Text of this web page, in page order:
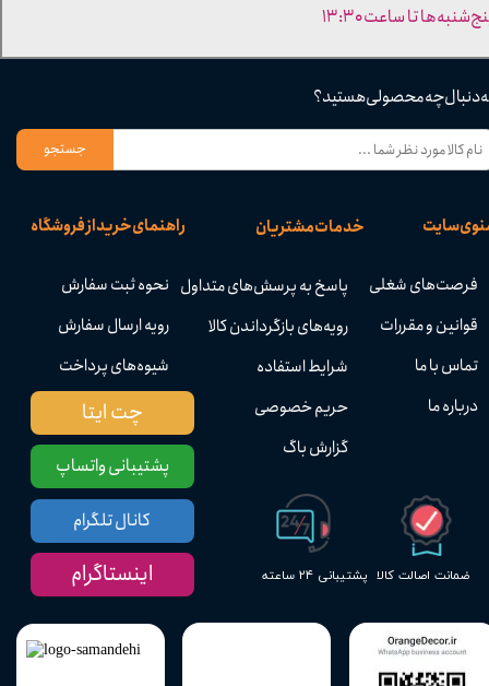
پشتیبانی ۲۴ ساعته ضمانت اصالت کالا
راهنمای خرید از فروشگاه
نحوه ثبت سفارش
رویه ارسال سفارش
شیوه‌های پرداخت
خدمات مشتریان
پاسخ به پرسش‌های متداول
رویه‌های بازگرداندن کالا
شرایط استفاده
حریم خصوصی
گزارش باگ
سایت
فرصت‌های شغلی
قوانین و مقررات
تماس با ما
درباره ما
دنبال چه محصولی هستید؟
جستجو
پشتیبانی واتساپ
چت ایتا
کانال تلگرام
اینستاگرام
تا ساعت ۱۳:۳۰​​​​​​​